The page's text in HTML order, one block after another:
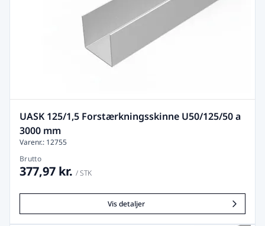
UASK 125/1,5 Forstærkningsskinne U50/125/50 a
3000 mm
Varenr.: 12755
Brutto
377,97 kr. / STK
Vis detaljer